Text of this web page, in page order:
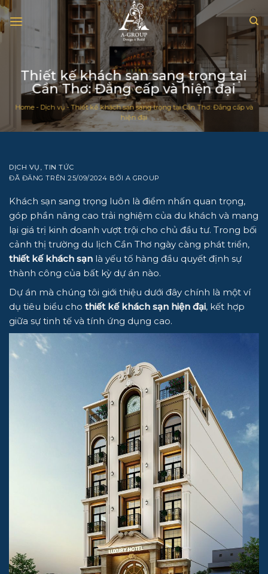
Chuyển
đến
nội
Thiết kế khách sạn sang trọng tại
Cần Thơ: Đẳng cấp và hiện đại
Home- Dịch vụ-Thiết kế khách sạn sang trọng tại Cần Thơ: Đẳng cấp và
hiện đại
DỊCH VỤ ,TIN TỨC
ĐÃ ĐĂNG TRÊN25/09/2024 BỞI A GROUP
Khách sạn sang trọng luôn là điểm nhấn quan trọng,
góp phần nâng cao trải nghiệm của du khách và mang
lại giá trị kinh doanh vượt trội cho chủ đầu tư. Trong bối
cảnh thị trường du lịch Cần Thơ ngày càng phát triển,
thiết kế khách sạn là yếu tố hàng đầu quyết định sự
thành công của bất kỳ dự án nào.
Dự án mà chúng tôi giới thiệu dưới đây chính là một ví
dụ tiêu biểu cho thiết kế khách sạn hiện đại, kết hợp
giữa sự tinh tế và tính ứng dụng cao.